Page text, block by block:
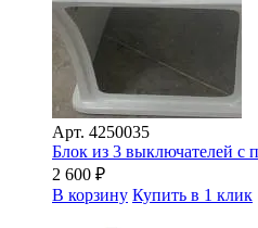
Арт. 4250035
Блок из 3 выключателей с
2 600 ₽
В корзину Купить в 1 клик